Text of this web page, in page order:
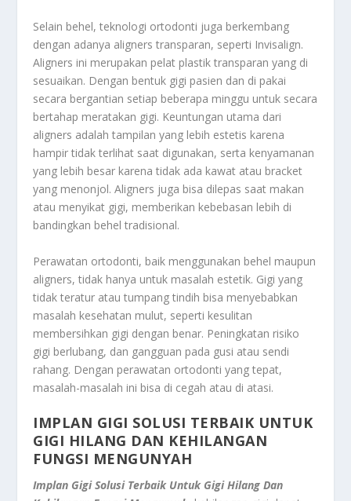
Selain behel, teknologi ortodonti juga berkembang
dengan adanya aligners transparan, seperti Invisalign.
Aligners ini merupakan pelat plastik transparan yang di
sesuaikan. Dengan bentuk gigi pasien dan di pakai
secara bergantian setiap beberapa minggu untuk secara
bertahap meratakan gigi. Keuntungan utama dari
aligners adalah tampilan yang lebih estetis karena
hampir tidak terlihat saat digunakan, serta kenyamanan
yang lebih besar karena tidak ada kawat atau bracket
yang menonjol. Aligners juga bisa dilepas saat makan
atau menyikat gigi, memberikan kebebasan lebih di
bandingkan behel tradisional.
Perawatan ortodonti, baik menggunakan behel maupun
aligners, tidak hanya untuk masalah estetik. Gigi yang
tidak teratur atau tumpang tindih bisa menyebabkan
masalah kesehatan mulut, seperti kesulitan
membersihkan gigi dengan benar. Peningkatan risiko
gigi berlubang, dan gangguan pada gusi atau sendi
rahang. Dengan perawatan ortodonti yang tepat,
masalah-masalah ini bisa di cegah atau di atasi.
IMPLAN GIGI SOLUSI TERBAIK UNTUK
GIGI HILANG DAN KEHILANGAN
FUNGSI MENGUNYAH
Implan Gigi Solusi Terbaik Untuk Gigi Hilang Dan